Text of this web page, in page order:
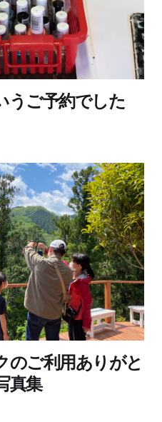
うご予約でした
のご利用ありがと
真集